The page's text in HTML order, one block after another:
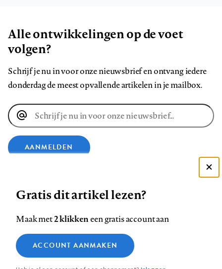
Alle ontwikkelingen op de voet
volgen?
Schrijf je nu in voor onze nieuwsbrief en ontvang iedere
donderdag de meest opvallende artikelen in je mailbox.
E-
mailadres
AANMELDEN
op
Facebook
op
LinkedIn
op
Bluesky
ons
op
InstagramYouTube
Footer
Contact Colofon Disclaimer Privacy
Medische vragen verdienen
betrouwbare antwoorden
Zie onze cookie policy
Analytische cookies
Gratis dit artikel lezen?
Maak met2 klikkeneen gratis account aan
ACCOUNT AANMAKEN